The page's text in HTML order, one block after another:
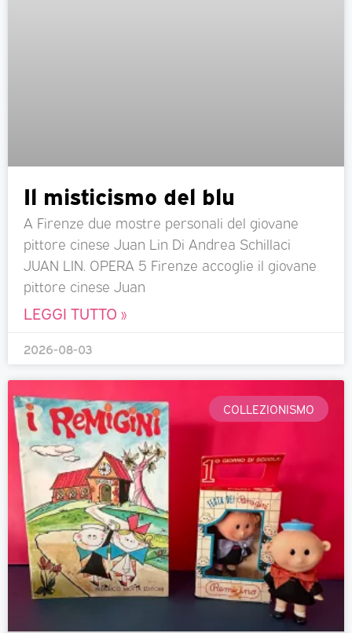
Il misticismo del blu
A Firenze due mostre personali del giovane
pittore cinese Juan Lin Di Andrea Schillaci
JUAN LIN. OPERA 5 Firenze accoglie il giovane
pittore cinese Juan
LEGGI TUTTO »
2026-08-03
COLLEZIONISMO